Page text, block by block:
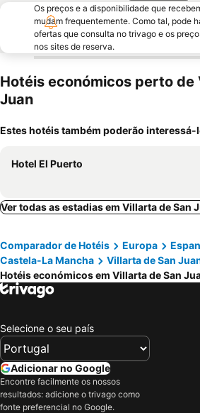
Os preços e a disponibilidade que
mudam frequentemente. Como tal, pode
ofertas que consulta no trivago e os
nos sites de reserva.
Hotéis económicos perto de
Juan
Estes hotéis também poderão interessá-
Hotel El Puerto
Ver todas as estadias em Villarta de San
Comparador de Hotéis Europa
Castela-La Mancha
Villarta de San
Hotéis económicos em Villarta de San
Selecione o seu país
Adicionar no Google
Encontre facilmente os nossos
resultados: adicione o trivago como
fonte preferencial no Google.